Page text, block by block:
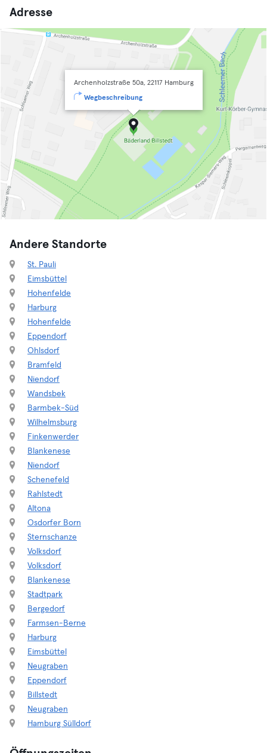
Adresse
Archenholzstraße 50a, 22117 Hamburg
Wegbeschreibung
Andere Standorte
St. Pauli
Eimsbüttel
Hohenfelde
Harburg
Hohenfelde
Eppendorf
Ohlsdorf
Bramfeld
Niendorf
Wandsbek
Barmbek-Süd
Wilhelmsburg
Finkenwerder
Blankenese
Niendorf
Schenefeld
Rahlstedt
Altona
Osdorfer Born
Sternschanze
Volksdorf
Volksdorf
Blankenese
Stadtpark
Bergedorf
Farmsen-Berne
Harburg
Eimsbüttel
Neugraben
Eppendorf
Billstedt
Neugraben
Hamburg Sülldorf